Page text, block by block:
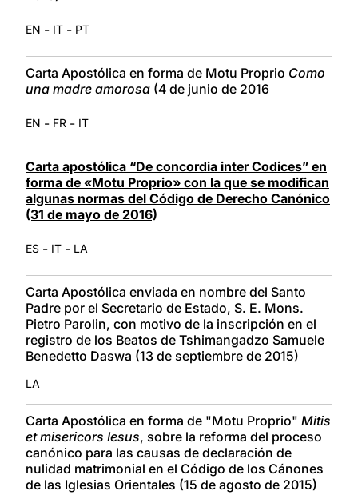
EN - IT - PT
Carta Apostólica en forma de Motu Proprio Como
una madre amorosa (4 de junio de 2016
EN - FR - IT
Carta apostólica “De concordia inter Codices” en
forma de «Motu Proprio» con la que se modifican
algunas normas del Código de Derecho Canónico
(31 de mayo de 2016)
ES - IT - LA
Carta Apostólica enviada en nombre del Santo
Padre por el Secretario de Estado, S. E. Mons.
Pietro Parolin, con motivo de la inscripción en el
registro de los Beatos de Tshimangadzo Samuele
Benedetto Daswa (13 de septiembre de 2015)
LA
Carta Apostólica en forma de "Motu Proprio" Mitis
et misericors Iesus, sobre la reforma del proceso
canónico para las causas de declaración de
nulidad matrimonial en el Código de los Cánones
de las Iglesias Orientales (15 de agosto de 2015)